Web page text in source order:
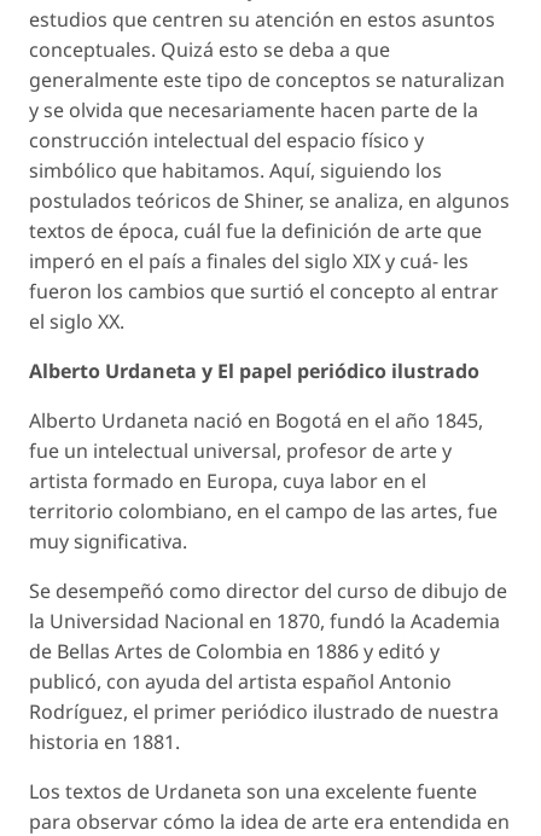
estudios que centren su atención en estos asuntos
conceptuales. Quizá esto se deba a que
generalmente este tipo de conceptos se naturalizan
y se olvida que necesariamente hacen parte de la
construcción intelectual del espacio físico y
simbólico que habitamos. Aquí, siguiendo los
postulados teóricos de Shiner, se analiza, en algunos
textos de época, cuál fue la definición de arte que
imperó en el país a finales del siglo XIX y cuá- les
fueron los cambios que surtió el concepto al entrar
el siglo XX.
Alberto Urdaneta y El papel periódico ilustrado
Alberto Urdaneta nació en Bogotá en el año 1845,
fue un intelectual universal, profesor de arte y
artista formado en Europa, cuya labor en el
territorio colombiano, en el campo de las artes, fue
muy significativa.
Se desempeñó como director del curso de dibujo de
la Universidad Nacional en 1870, fundó la Academia
de Bellas Artes de Colombia en 1886 y editó y
publicó, con ayuda del artista español Antonio
Rodríguez, el primer periódico ilustrado de nuestra
historia en 1881.
Los textos de Urdaneta son una excelente fuente
para observar cómo la idea de arte era entendida en